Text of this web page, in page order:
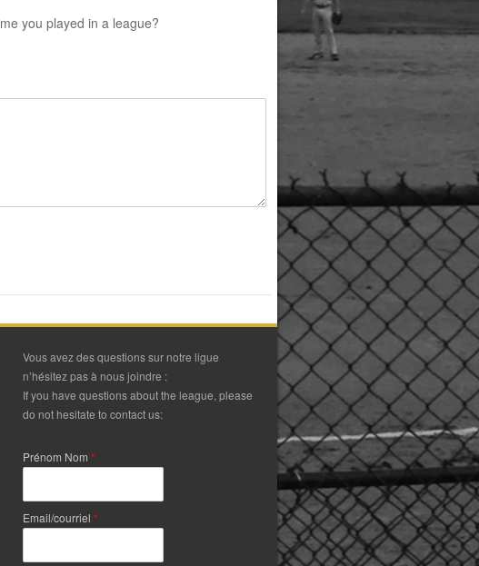
you played in a league?
Vous avez des questions sur notre ligue
n’hésitez pas à nous joindre :
If you have questions about the league, please
do not hesitate to contact us:
Prénom Nom*
Email/courriel*